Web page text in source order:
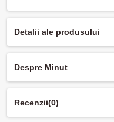
Detalii ale produsului
Despre Minut
Recenzii(0)